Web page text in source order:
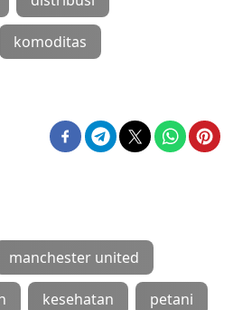
komoditas
manchester united
kesehatan petani